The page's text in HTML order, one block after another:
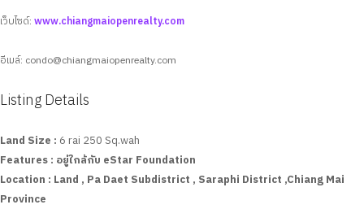
เว็บไซด์: www.chiangmaiopenrealty.com
อีเมล์: condo@chiangmaiopenrealty.com
Listing Details
Land Size : 6 rai 250 Sq.wah
Features : อยู่ใกล้กับ eStar Foundation
Location : Land , Pa Daet Subdistrict , Saraphi District ,Chiang Mai
Province